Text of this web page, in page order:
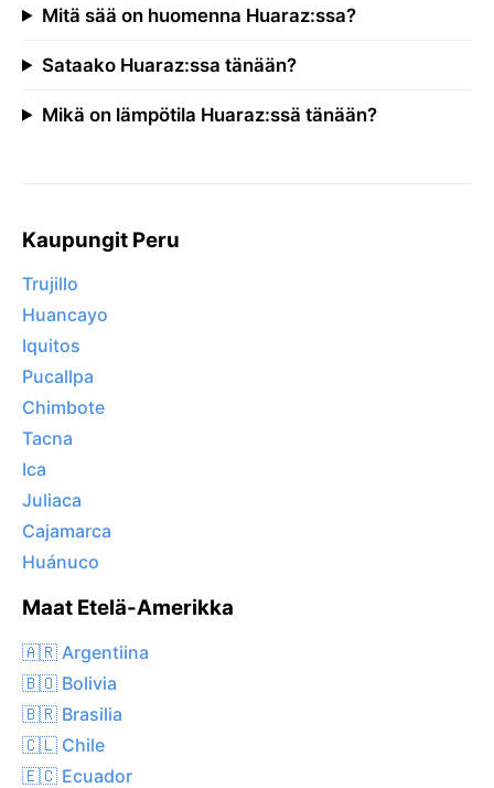
Mitä sää on huomenna Huaraz:ssa?
Sataako Huaraz:ssa tänään?
Mikä on lämpötila Huaraz:ssä tänään?
Kaupungit Peru
Trujillo
Huancayo
Iquitos
Pucallpa
Chimbote
Tacna
Ica
Juliaca
Cajamarca
Huánuco
Maat Etelä-Amerikka
🇦🇷 Argentiina
🇧🇴 Bolivia
🇧🇷 Brasilia
🇨🇱 Chile
🇪🇨 Ecuador